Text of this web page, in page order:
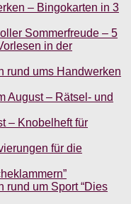
– Bingokarten in 3
Sommerfreude – 5
in der
rund ums Handwerken
August – Rätsel- und
– Knobelheft für
für die
rund um Sport “Dies